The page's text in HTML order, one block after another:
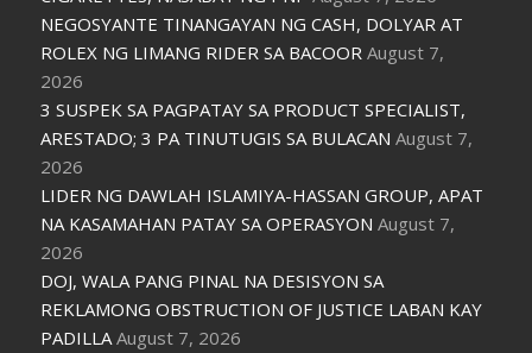
NEGOSYANTE TINANGAYAN NG CASH, DOLYAR AT
ROLEX NG LIMANG RIDER SA BACOOR August 7,
2026
3 SUSPEK SA PAGPATAY SA PRODUCT SPECIALIST,
ARESTADO; 3 PA TINUTUGIS SA BULACAN August 7,
2026
LIDER NG DAWLAH ISLAMIYA-HASSAN GROUP, APAT
NA KASAMAHAN PATAY SA OPERASYON August 7,
2026
DOJ, WALA PANG PINAL NA DESISYON SA
REKLAMONG OBSTRUCTION OF JUSTICE LABAN KAY
PADILLA August 7, 2026